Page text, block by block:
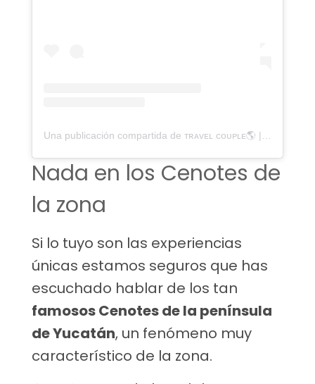
Nada en los Cenotes de
la zona
Si lo tuyo son las experiencias
únicas estamos seguros que has
escuchado hablar de los tan
famosos Cenotes de la península
de Yucatán, un fenómeno muy
característico de la zona.